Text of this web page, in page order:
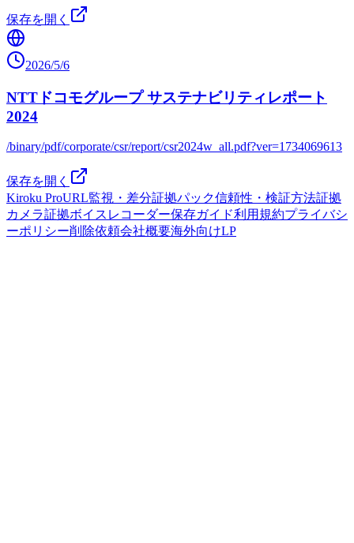
保存を開く
2026/5/6
NTTドコモグループ サステナビリティレポート
2024
/binary/pdf/corporate/csr/report/csr2024w_all.pdf?ver=1734069613
保存を開く
Kiroku ProURL監視・差分証拠パック信頼性・検証方法証拠
カメラ証拠ボイスレコーダー保存ガイド利用規約プライバシ
ーポリシー削除依頼会社概要海外向けLP